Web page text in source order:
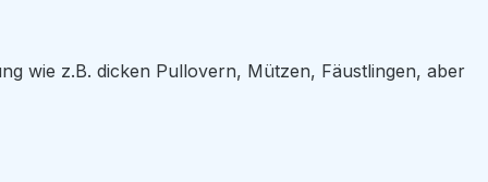
wie z.B. dicken Pullovern, Mützen, Fäustlingen, aber